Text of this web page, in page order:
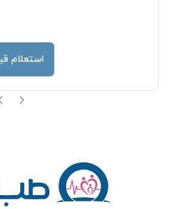
استعلام